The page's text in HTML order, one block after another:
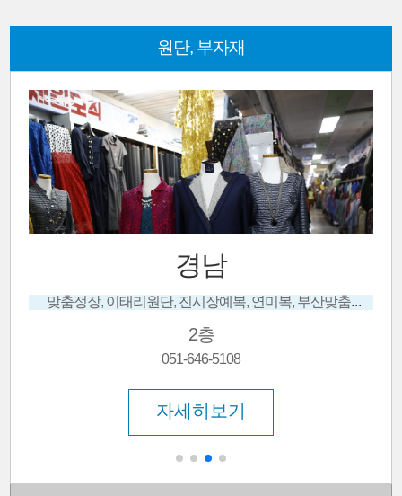
원단, 부자재
맞춤정장, 이태리원단, 진시장예복, 연미복, 부산맞춤정장, 진시장맞춤정장, 맞춤셔츠, 예복